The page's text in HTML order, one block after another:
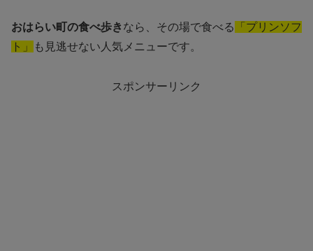
おはらい町の食べ歩き なら、その場で食べる
「プリンソフ
ト」
も見逃せない人気メニューです。
スポンサーリンク